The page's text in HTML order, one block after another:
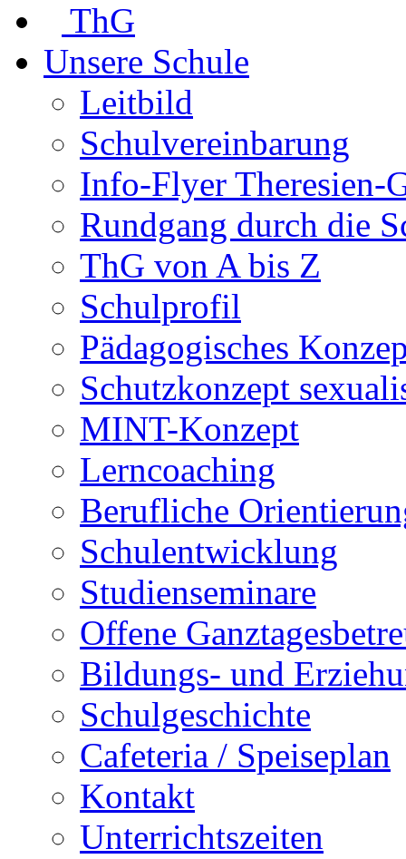
ThG
Unsere Schule
Leitbild
Schulvereinbarung
Info-Flyer Theresien-
Rundgang durch die
ThG von A bis Z
Schulprofil
Pädagogisches
Schutzkonzept
MINT-Konzept
Lerncoaching
Berufliche
Schulentwicklung
Studienseminare
Offene
Bildungs- und
Schulgeschichte
Cafeteria / Speiseplan
Kontakt
Unterrichtszeiten